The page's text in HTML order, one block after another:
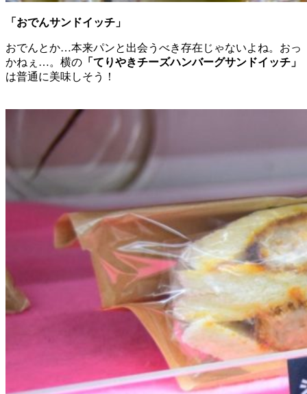
「おでんサンドイッチ」
おでんとか…本来パンと出会うべき存在じゃないよね。おっ
かねぇ…。横の 「てりやきチーズハンバーグサンドイッチ」
は普通に美味しそう！